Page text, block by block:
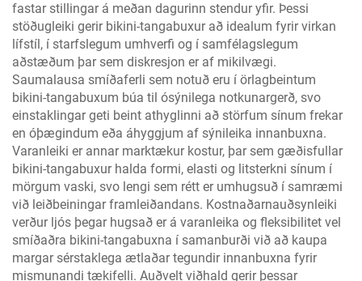
fastar stillingar á meðan dagurinn stendur yfir. Þessi
stöðugleiki gerir bikini-tangabuxur að idealum fyrir virkan
lífstíl, í starfslegum umhverfi og í samfélagslegum
aðstæðum þar sem diskresjon er af mikilvægi.
Saumalausa smíðaferli sem notuð eru í örlagbeintum
bikini-tangabuxum búa til ósýnilega notkunargerð, svo
einstaklingar geti beint athyglinni að störfum sínum frekar
en óþægindum eða áhyggjum af sýnileika innanbuxna.
Varanleiki er annar marktækur kostur, þar sem gæðisfullar
bikini-tangabuxur halda formi, elasti og litsterkni sínum í
mörgum vaski, svo lengi sem rétt er umhugsuð í samræmi
við leiðbeiningar framleiðandans. Kostnaðarnauðsynleiki
verður ljós þegar hugsað er á varanleika og fleksibilitet vel
smíðaðra bikini-tangabuxna í samanburði við að kaupa
margar sérstaklega ætlaðar tegundir innanbuxna fyrir
mismunandi tækifelli. Auðvelt viðhald gerir þessar